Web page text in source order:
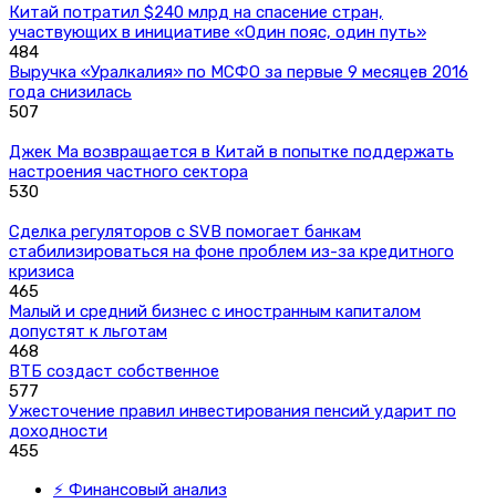
Китай потратил $240 млрд на спасение стран,
участвующих в инициативе «Один пояс, один путь»
484
Выручка «Уралкалия» по МСФО за первые 9 месяцев 2016
года снизилась
507
Джек Ма возвращается в Китай в попытке поддержать
настроения частного сектора
530
Сделка регуляторов с SVB помогает банкам
стабилизироваться на фоне проблем из-за кредитного
кризиса
465
Малый и средний бизнес с иностранным капиталом
допустят к льготам
468
ВТБ создаст собственное
577
Ужесточение правил инвестирования пенсий ударит по
доходности
455
⚡ Финансовый анализ